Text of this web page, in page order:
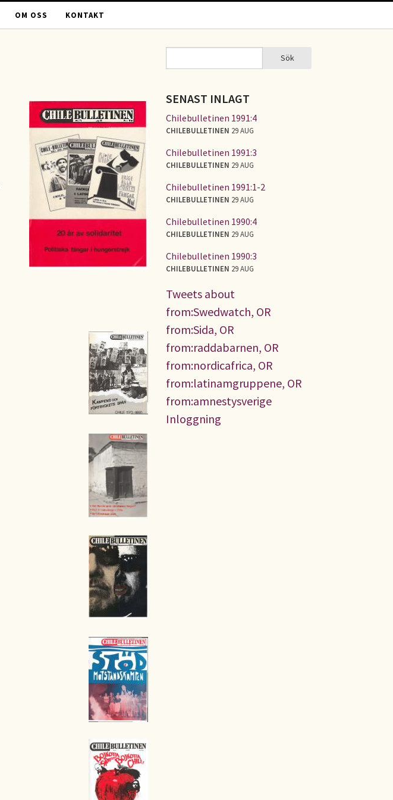
OM OSS KONTAKT
SÖKFORMULÄR Sök
SENAST INLAGT
Chilebulletinen 1991:4
CHILEBULLETINEN 29 AUG
Chilebulletinen 1991:3
CHILEBULLETINEN 29 AUG
Chilebulletinen 1991:1-2
CHILEBULLETINEN 29 AUG
Chilebulletinen 1990:4
CHILEBULLETINEN 29 AUG
Chilebulletinen 1990:3
CHILEBULLETINEN 29 AUG
Tweets about
from:Swedwatch, OR
from:Sida, OR
from:raddabarnen, OR
from:nordicafrica, OR
from:latinamgruppene, OR
from:amnestysverige
Inloggning